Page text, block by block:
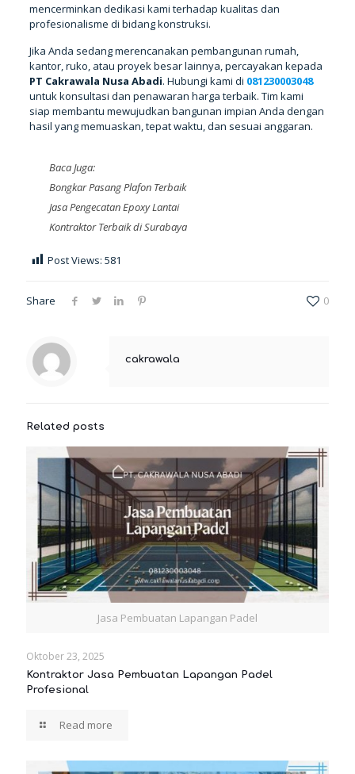
mencerminkan dedikasi kami terhadap kualitas dan
profesionalisme di bidang konstruksi.
Jika Anda sedang merencanakan pembangunan rumah,
kantor, ruko, atau proyek besar lainnya, percayakan kepada
PT Cakrawala Nusa Abadi. Hubungi kami di 081230003048
untuk konsultasi dan penawaran harga terbaik. Tim kami
siap membantu mewujudkan bangunan impian Anda dengan
hasil yang memuaskan, tepat waktu, dan sesuai anggaran.
Baca Juga:
Bongkar Pasang Plafon Terbaik
Jasa Pengecatan Epoxy Lantai
Kontraktor Terbaik di Surabaya
Post Views: 581
Share 0
cakrawala
Related posts
Jasa Pembuatan Lapangan Padel
Oktober 23, 2025
Kontraktor Jasa Pembuatan Lapangan Padel
Profesional
Read more